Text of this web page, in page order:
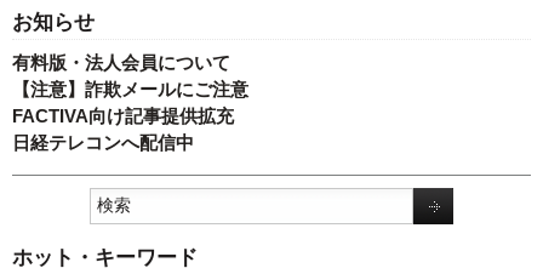
お知らせ
有料版・法人会員について
【注意】詐欺メールにご注意
FACTIVA向け記事提供拡充
日経テレコンへ配信中
ホット・キーワード